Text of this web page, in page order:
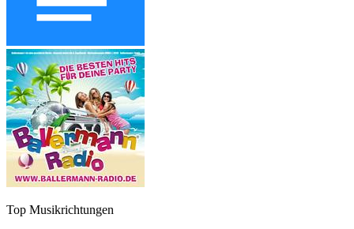
Top Musikrichtungen